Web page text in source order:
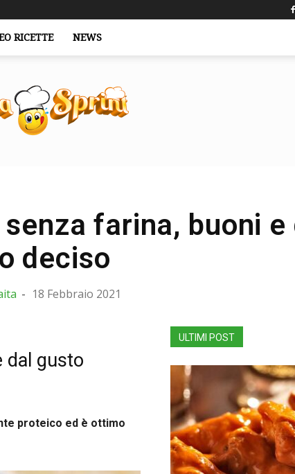
RICETTE NEWS
farina, buoni e
deciso
- 18 Febbraio 2021
dal gusto
proteico ed è ottimo
ULTIMI POST